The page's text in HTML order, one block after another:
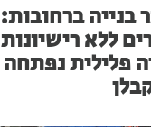
ברחובות:
ללא רישיונות
פלילית נפתחה